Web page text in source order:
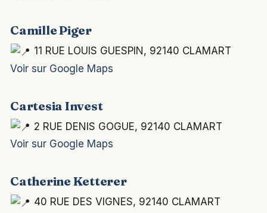
Camille Piger
11 RUE LOUIS GUESPIN, 92140 CLAMART
Voir sur Google Maps
Cartesia Invest
2 RUE DENIS GOGUE, 92140 CLAMART
Voir sur Google Maps
Catherine Ketterer
40 RUE DES VIGNES, 92140 CLAMART